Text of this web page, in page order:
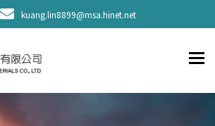
kuang.lin8899@msa.hinet.net